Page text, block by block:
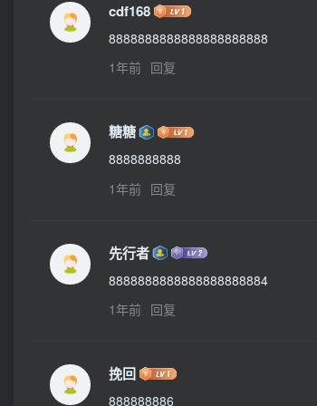
cdf168
8888888888888888888888
1年前 回复
糖糖
8888888888
1年前 回复
先行者
8888888888888888888884
1年前 回复
挽回
888888886